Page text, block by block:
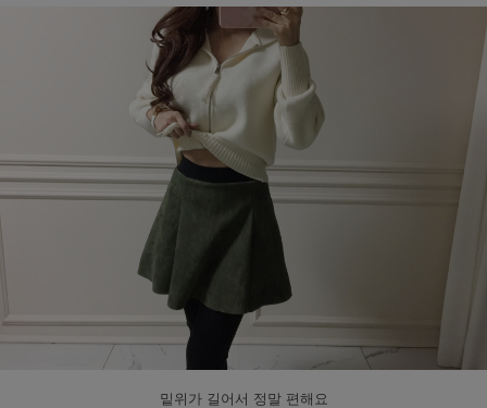
밑위가 길어서 정말 편해요